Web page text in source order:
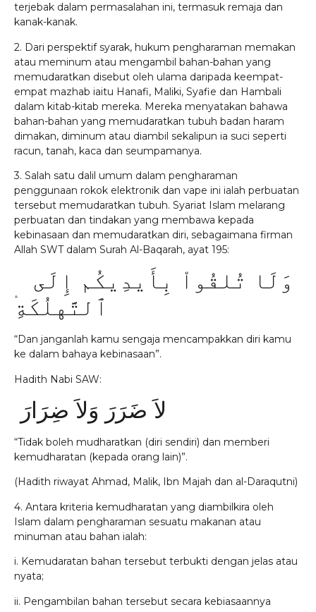
terjebak dalam permasalahan ini, termasuk remaja dan
kanak-kanak.
2. Dari perspektif syarak, hukum pengharaman memakan
atau meminum atau mengambil bahan-bahan yang
memudaratkan disebut oleh ulama daripada keempat-
empat mazhab iaitu Hanafi, Maliki, Syafie dan Hambali
dalam kitab-kitab mereka. Mereka menyatakan bahawa
bahan-bahan yang memudaratkan tubuh badan haram
dimakan, diminum atau diambil sekalipun ia suci seperti
racun, tanah, kaca dan seumpamanya.
3. Salah satu dalil umum dalam pengharaman
penggunaan rokok elektronik dan vape ini ialah perbuatan
tersebut memudaratkan tubuh. Syariat Islam melarang
perbuatan dan tindakan yang membawa kepada
kebinasaan dan memudaratkan diri, sebagaimana firman
Allah SWT dalam Surah Al-Baqarah, ayat 195:
ٱلتَّهلُكَةِ‌ۛ
“Dan janganlah kamu sengaja mencampakkan diri kamu
ke dalam bahaya kebinasaan”.
Hadith Nabi SAW:
لاَ ضَرَرَ وَلاَ ضِرَارَ
“Tidak boleh mudharatkan (diri sendiri) dan memberi
kemudharatan (kepada orang lain)”.
(Hadith riwayat Ahmad, Malik, Ibn Majah dan al-Daraqutni)
4. Antara kriteria kemudharatan yang diambilkira oleh
Islam dalam pengharaman sesuatu makanan atau
minuman atau bahan ialah:
i. Kemudaratan bahan tersebut terbukti dengan jelas atau
nyata;
ii. Pengambilan bahan tersebut secara kebiasaannya